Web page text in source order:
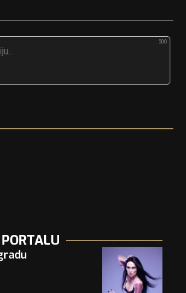
500